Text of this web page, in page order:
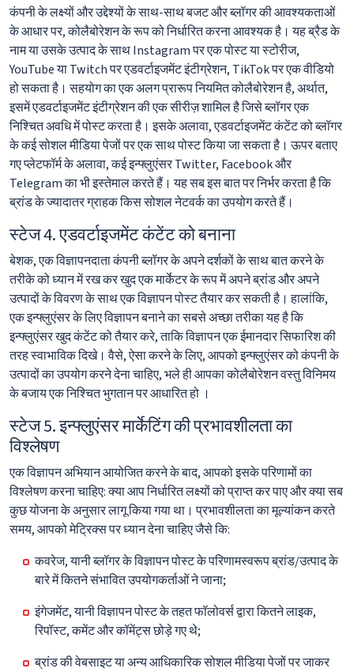
कंपनी के लक्ष्यों और उद्देश्यों के साथ-साथ बजट और ब्लॉगर की आवश्यकताओं
के आधार पर, कोलैबोरेशन के रूप को निर्धारित करना आवश्यक है। यह ब्रैड के
नाम या उसके उत्पाद के साथ Instagram पर एक पोस्ट या स्टोरीज,
YouTube या Twitch पर एडवर्टाइजमेंट इंटीग्रेशन, TikTok पर एक वीडियो
हो सकता है। सहयोग का एक अलग प्रारूप नियमित कोलैबोरेशन है, अर्थात,
इसमें एडवर्टाइजमेंट इंटीग्रेशन की एक सीरीज़ शामिल है जिसे ब्लॉगर एक
निश्चित अवधि में पोस्ट करता है। इसके अलावा, एडवर्टाइजमेंट कंटेंट को ब्लॉगर
के कई सोशल मीडिया पेजों पर एक साथ पोस्ट किया जा सकता है। ऊपर बताए
गए प्लेटफॉर्म के अलावा, कई इन्फ्लुएंसर Twitter, Facebook और
Telegram का भी इस्तेमाल करते हैं। यह सब इस बात पर निर्भर करता है कि
ब्रांड के ज्यादातर ग्राहक किस सोशल नेटवर्क का उपयोग करते हैं।
स्टेज 4. एडवर्टाइजमेंट कंटेंट को बनाना
बेशक, एक विज्ञापनदाता कंपनी ब्लॉगर के अपने दर्शकों के साथ बात करने के
तरीके को ध्यान में रख कर खुद एक मार्केटर के रूप में अपने ब्रांड और अपने
उत्पादों के विवरण के साथ एक विज्ञापन पोस्ट तैयार कर सकती है। हालांकि,
एक इन्फ्लुएंसर के लिए विज्ञापन बनाने का सबसे अच्छा तरीका यह है कि
इन्फ्लुएंसर खुद कंटेंट को तैयार करे, ताकि विज्ञापन एक ईमानदार सिफारिश की
तरह स्वाभाविक दिखे। वैसे, ऐसा करने के लिए, आपको इन्फ्लुएंसर को कंपनी के
उत्पादों का उपयोग करने देना चाहिए, भले ही आपका कोलैबोरेशन वस्तु विनिमय
के बजाय एक निश्चित भुगतान पर आधारित हो ।
स्टेज 5. इन्फ्लुएंसर मार्केटिंग की प्रभावशीलता का
विश्लेषण
एक विज्ञापन अभियान आयोजित करने के बाद, आपको इसके परिणामों का
विश्लेषण करना चाहिए: क्या आप निर्धारित लक्ष्यों को प्राप्त कर पाए और क्या सब
कुछ योजना के अनुसार लागू किया गया था। प्रभावशीलता का मूल्यांकन करते
समय, आपको मेट्रिक्स पर ध्यान देना चाहिए जैसे कि:
कवरेज, यानी ब्लॉगर के विज्ञापन पोस्ट के परिणामस्वरूप ब्रांड/उत्पाद के
बारे में कितने संभावित उपयोगकर्ताओं ने जाना;
इंगेजमेंट, यानी विज्ञापन पोस्ट के तहत फॉलोवर्स द्वारा कितने लाइक,
रिपॉस्ट, कमेंट और कॉमेंट्स छोड़े गए थे;
ब्रांड की वेबसाइट या अन्य आधिकारिक सोशल मीडिया पेजों पर जाकर